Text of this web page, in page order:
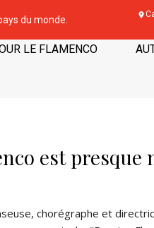
du monde.
LE FLAMENCO
est
chorégraphe et